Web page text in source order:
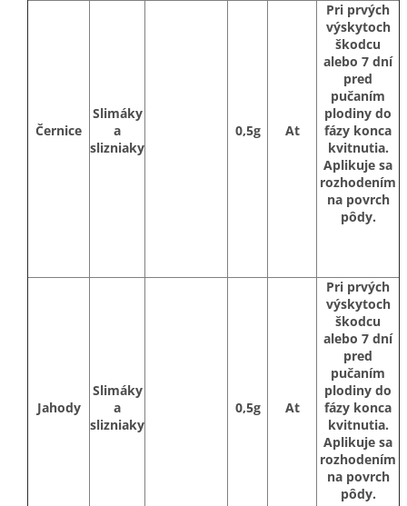
Černice
Slimáky
a
slizniaky
0,5g At
Pri prvých
výskytoch
škodcu
alebo 7 dní
pred
pučaním
plodiny do
fázy konca
kvitnutia.
Aplikuje sa
rozhodením
na povrch
pôdy.
Jahody
Slimáky
a
slizniaky
0,5g At
Pri prvých
výskytoch
škodcu
alebo 7 dní
pred
pučaním
plodiny do
fázy konca
kvitnutia.
Aplikuje sa
rozhodením
na povrch
pôdy.